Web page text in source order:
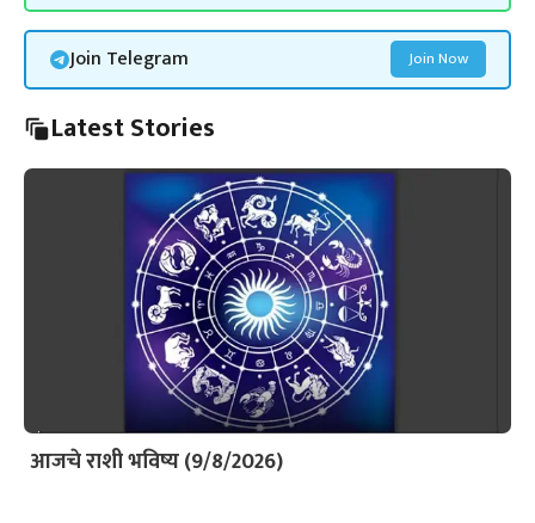
Join Telegram Join Now
Latest Stories
आजचे राशी भविष्य (9/8/2026)